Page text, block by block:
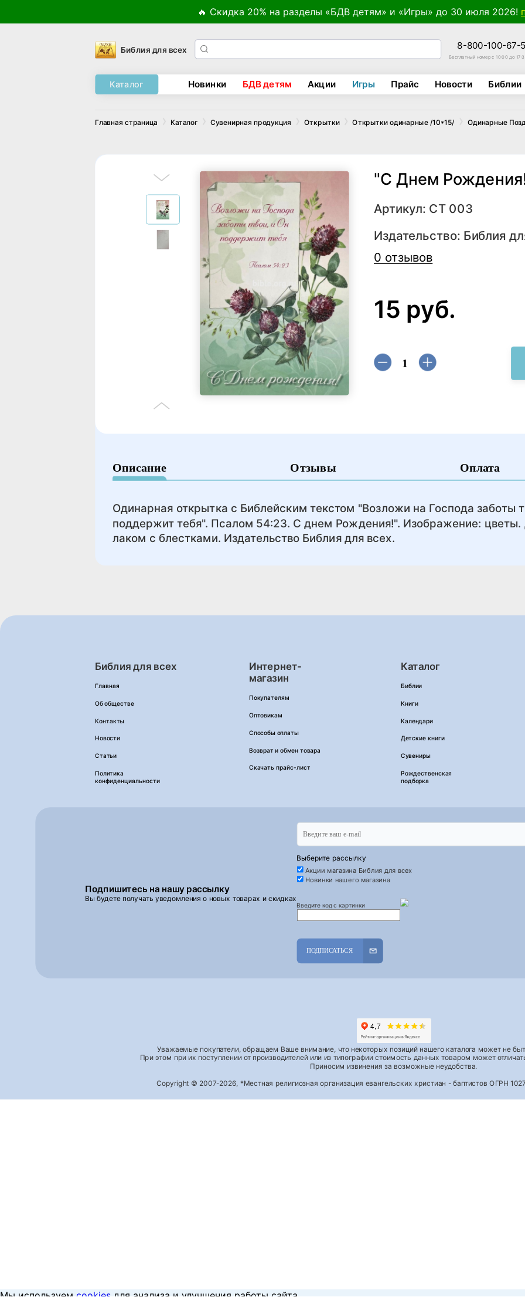
🔥 Скидка 20% на разделы «БДВ детям» и «Игры» до 30 июля 2026!
Библия для всех 8-800-100-67-
Бесплатный номер с 10:00 до
Каталог Новинки БДВ детям Акции Игры Прайс Новости Библии
Главная страница Каталог Сувенирная продукция Открытки Открытки одинарные /10*15/ Одинарные
"С Днем
Артикул: СТ 003
Издательство: Библия
0 отзывов
15 руб.
Описание Отзывы Оплата
Одинарная открытка с Библейским текстом "Возложи на Господа заботы
поддержит тебя". Псалом 54:23. С днем Рождения!". Изображение: цветы.
лаком с блестками. Издательство Библия для всех.
Библия для всех
Главная
Об обществе
Контакты
Новости
Статьи
Политика
конфиденциальности
Интернет-
магазин
Покупателям
Оптовикам
Способы оплаты
Возврат и обмен товара
Скачать прайс-лист
Каталог
Библии
Книги
Календари
Детские книги
Сувениры
Рождественская
подборка
Подпишитесь на нашу рассылку
Вы будете получать уведомления о новых товарах и скидках
Выберите рассылку
Акции магазина Библия для всех
Новинки нашего магазина
Введите код с картинки
ПОДПИСАТЬСЯ
Уважаемые покупатели, обращаем Ваше внимание, что некоторых позиций нашего каталога может не
При этом при их поступлении от производителей или из типографии стоимость данных товаром может
Приносим извинения за возможные неудобства.
Copyright © 2007-2026, *Местная религиозная организация евангельских христиан - баптистов ОГРН
Мы используем cookies для анализа и улучшения работы сайта.